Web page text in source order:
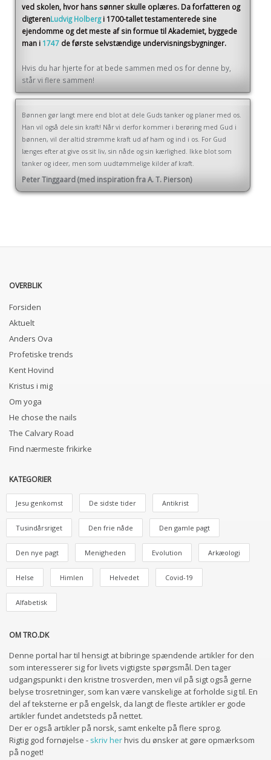
ved skolen, hvor hans sønner skulle oplæres. Da forfatteren og
digterenLudvig Holberg i 1700-tallet testamenterede sine
ejendomme og det meste af sin formue til Akademiet, byggede
man i 1747 de første selvstændige undervisningsbygninger.
Hvis du har hjerte for at bede sammen med os for denne by,
står vi flere sammen!
Bønnen gør langt mere end blot at dele Guds tanker og planer med os.
Han vil også dele sin kraft! Når vi derfor kommer i berøring med Gud i
bønnen, vil der altid strømme kraft ud af ham og ind i os. For Gud
længes efter at give os sit liv, sin nåde og sin kærlighed. Ikke blot som
tanker og ideer, men som uudtømmelige kilder af kraft.
Peter Tinggaard (med inspiration fra A. T. Pierson)
OVERBLIK
Forsiden
Aktuelt
Anders Ova
Profetiske trends
Kent Hovind
Kristus i mig
Om yoga
He chose the nails
The Calvary Road
Find nærmeste frikirke
KATEGORIER
Jesu genkomst De sidste tider Antikrist
Tusindårsriget Den frie nåde Den gamle pagt
Den nye pagt Menigheden Evolution Arkæologi
Helse Himlen Helvedet Covid-19
Alfabetisk
OM TRO.DK
Denne portal har til hensigt at bibringe spændende artikler for den
som interesserer sig for livets vigtigste spørgsmål. Den tager
udgangspunkt i den kristne trosverden, men vil på sigt også gerne
belyse trosretninger, som kan være vanskelige at forholde sig til. En
del af teksterne er på engelsk, da langt de fleste artikler er gode
artikler fundet andetsteds på nettet.
Der er også artikler på norsk, samt enkelte på flere sprog.
Rigtig god fornøjelse - skriv herhvis du ønsker at gøre opmærksom
på noget!